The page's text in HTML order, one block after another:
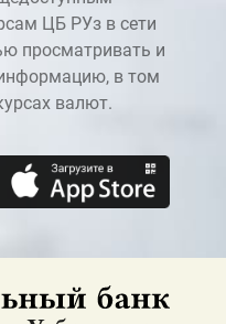
ЦБ РУз в сети
просматривать и
в том
валют.